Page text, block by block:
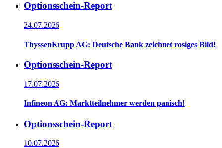
Optionsschein-Report
24.07.2026
ThyssenKrupp AG: Deutsche Bank zeichnet rosiges Bild!
Optionsschein-Report
17.07.2026
Infineon AG: Marktteilnehmer werden panisch!
Optionsschein-Report
10.07.2026